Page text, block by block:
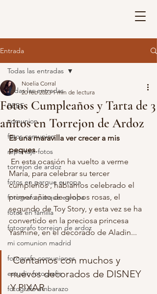
Entrada
Todas las entradas
BEBE
comunion
fotos comunion
reportaje fotos
torrejon de ardoz
fotos en parque europa
fotografo parque europa
fotos en familia
fotografo torrejon de ardoz
mi comunion madrid
fotografo comuniones
estudio fotografia
fotografo embarazo
Todas las entradas
Fotos Cumpleaños y Tarta de 3
añitos en Torrejon de Ardoz
Noelia Corral
20 feb 2023 1 min de lectura
Es una maravilla ver crecer a mis
peques.
María, para celebrar su tercer
cumpleños , habíamos celebrado el
primer añito de globos rosas, el
segundo de Toy Story, y esta vez se ha
convertido en la preciosa princesa
Yasmine, en el decorado de Aladin...
Contamos con muchos y
nuevos decorados de DISNEY
Y PIXAR